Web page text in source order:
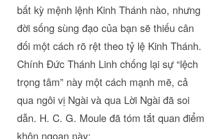
bất kỳ mệnh lệnh Kinh Thánh nào, nhưng
đời sống sùng đạo của bạn sẽ thiếu cân
đối một cách rõ rệt theo tỷ lệ Kinh Thánh.
Chính Đức Thánh Linh chống lại sự “lệch
trọng tâm” này một cách mạnh mẽ, cả
qua ngôi vị Ngài và qua Lời Ngài đã soi
dẫn. H. C. G. Moule đã tóm tắt quan điểm
khôn ngoan này: